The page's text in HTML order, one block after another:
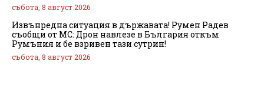
събота, 8 август 2026
Извънредна ситуация в държавата! Румен Радев
съобщи от МС: Дрон навлезе в България откъм
Румъния и бе взривен тази сутрин!
събота, 8 август 2026